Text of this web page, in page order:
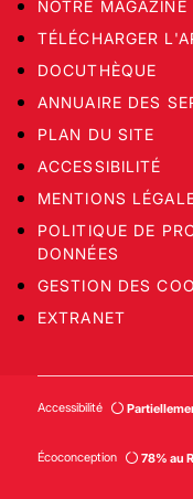
NOTRE MAGAZINE
TÉLÉCHARGER
DOCUTHÈQUE
ANNUAIRE DES
PLAN DU SITE
ACCESSIBILITÉ
MENTIONS
POLITIQUE DE
DONNÉES
GESTION DES
EXTRANET
Accessibilité
Écoconception 78% au